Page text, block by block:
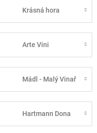
Krásná hora
Arte Vini
Mádl - Malý Vinař
Hartmann Dona